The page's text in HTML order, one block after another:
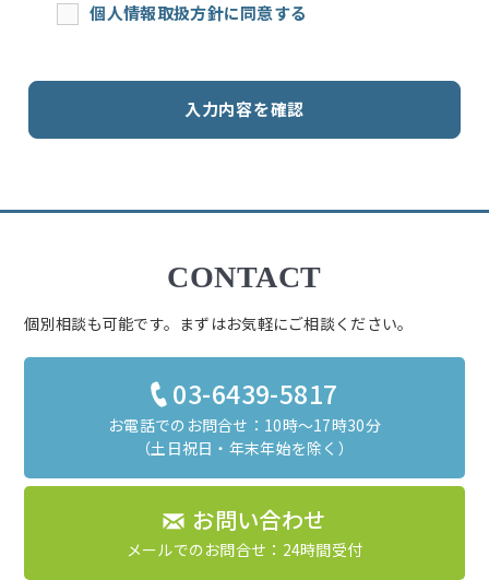
当社は、取得する個人情報を以下の目的で利用します。
サービスに関する書籍、冊子、資料、案内、請求書の
発送
の対応、確認及び記録
サービスの開発その他サービスの改善・向上
当社の提供するデジタル・サービス（ウェブサイト・
ご案内・電子メール等によるサービス・キャンペーン
等の広告・情報提供（※１・※２、Cookie・Google
個人情報取扱方針に同意する
CONTACT
個別相談も可能です。まずはお気軽にご相談ください。
03-6439-5817
お電話でのお問合せ：10時～17時30分
（土日祝日・年末年始を除く）
お問い合わせ
メールでのお問合せ：24時間受付